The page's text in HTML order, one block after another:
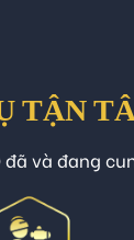
TẬN
đã và đang